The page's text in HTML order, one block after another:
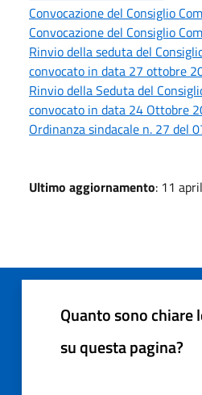
Convocazione del Consiglio
Convocazione del Consiglio
Rinvio della seduta del
convocato in data 27 ottobre
Rinvio della Seduta del
convocato in data 24 Ottobre
Ordinanza sindacale n. 27 del
Ultimo aggiornamento: 11
Quanto sono
su questa pagina?